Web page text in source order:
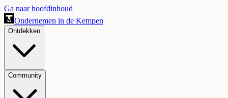
Ga naar hoofdinhoud
Ondernemen in de Kempen
Ontdekken
Community